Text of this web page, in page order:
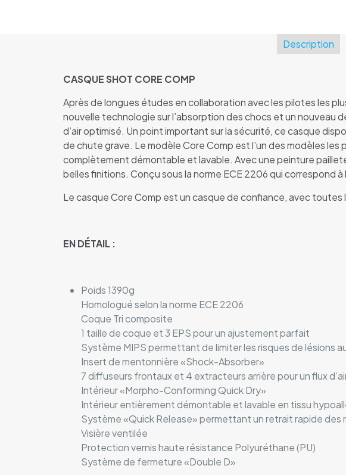
Description
CASQUE SHOT CORE COMP
Après de longues études en collaboration avec les pilotes les
nouvelle technologie sur l’absorption des chocs et un
d’air optimisé. Un point important sur la sécurité, ce casque
de chute grave. Le modèle Core Comp est l’un des modèles
complètement démontable et lavable. Avec une peinture
belles finitions. Conçu sous la norme ECE 2206 qui correspond
Le casque Core Comp est un casque de confiance, avec
EN DÉTAIL :
Poids 1390g
Homologué selon la norme ECE 2206
Coque Tri composite
1 taille de coque et 3 EPS pour un ajustement parfait
Système MIPS permettant de limiter les risques de lésions
Insert de mentonnière «Shock-Absorber»
7 diffuseurs frontaux et 4 extracteurs arrière pour un flux
Intérieur «Morpho-Conforming Quick Dry»
Intérieur entièrement démontable et lavable en tissu
Système «Quick Release» permettant un retrait rapide des
Visière ventilée
Protection vernis haute résistance Polyuréthane (PU)
Système de fermeture «Double D»